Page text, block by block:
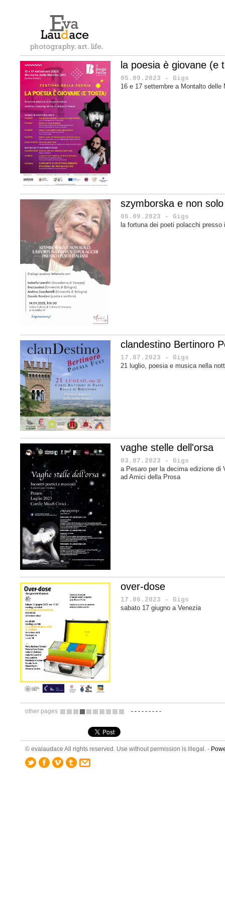
la poesia è giovane (e
05.09.2023 - Gigs
16 e 17 settembre a Montalto delle
szymborska e non solo
05.09.2023 - Gigs
la fortuna dei poeti polacchi presso
clandestino Bertinoro
17.07.2023 - Gigs
21 luglio, poesia e musica nella
vaghe stelle dell'orsa
03.07.2023 - Gigs
a Pesaro per la decima edizione di
ad Amici della Prosa
over-dose
17.06.2023 - Gigs
sabato 17 giugno a Venezia
other pages - - - - - - - - -
© evalaudace All rights reserved. Use without permission is illegal. -